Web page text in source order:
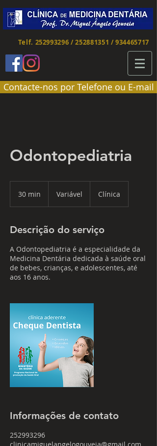
Telf. 252993296 / 252881351 /934465717
Contacte-nos por Telefone ou E-mail
Odontopediatria
30 min
n
Variável Clínica
Descrição do serviço
A Odontopediatria é a especialidade da
Medicina Dentária dedicada à saúde oral
de bebes, crianças, e adolescentes, até
aos 16 anos.
Informações de contato
252993296